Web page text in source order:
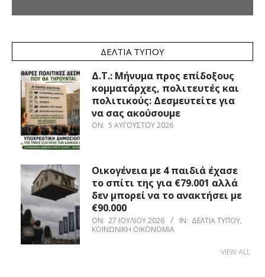
ΔΕΛΤΊΑ ΤΎΠΟΥ
Δ.Τ.: Μήνυμα προς επίδοξους
κομματάρχες, πολιτευτές και
πολιτικούς: Δεσμευτείτε για
να σας ακούσουμε
ON: 5 ΑΥΓΟΎΣΤΟΥ 2026
Οικογένεια με 4 παιδιά έχασε
το σπίτι της για €79.001 αλλά
δεν μπορεί να το ανακτήσει με
€90.000
ON: 27 ΙΟΥΛΊΟΥ 2026 IN: ΔΕΛΤΊΑ ΤΎΠΟΥ,
ΚΟΙΝΩΝΙΚΉ ΟΙΚΟΝΟΜΊΑ
VIEW ALL